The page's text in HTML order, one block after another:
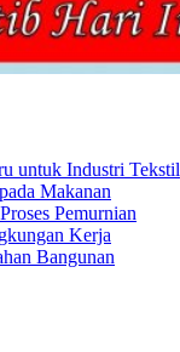
untuk Industri Tekstil
Makanan
Pemurnian
Kerja
Bangunan